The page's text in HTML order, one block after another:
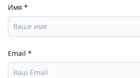
Имя *
Email *